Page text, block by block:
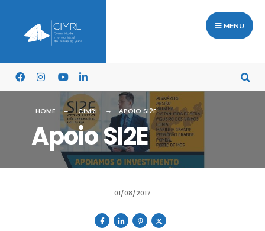
MENU
HOME CIMRL APOIO SI2E
Apoio SI2E
01/08/2017